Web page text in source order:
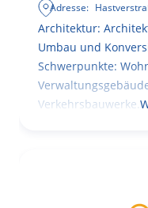
Adresse:
Architektur:
Umbau und
Schwerpunkte:
Verkehrsbauwerke.